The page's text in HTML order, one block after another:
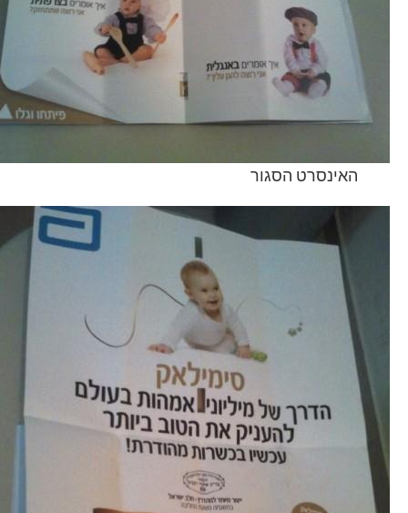
האינסרט הסגור